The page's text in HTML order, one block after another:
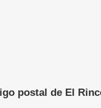
postal de El